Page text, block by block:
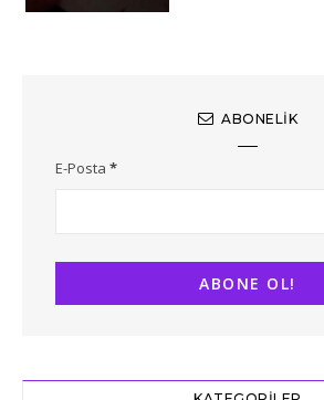
ABONELIK
E-Posta *